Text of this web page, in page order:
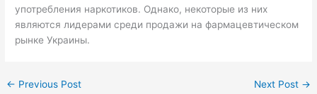
употребления наркотиков. Однако, некоторые из них
являются лидерами среди продажи на фармацевтическом
рынке Украины.
← Previous Post Next Post →